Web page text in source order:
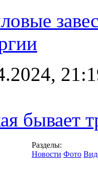
бывает
Разделы:
Новости Фото